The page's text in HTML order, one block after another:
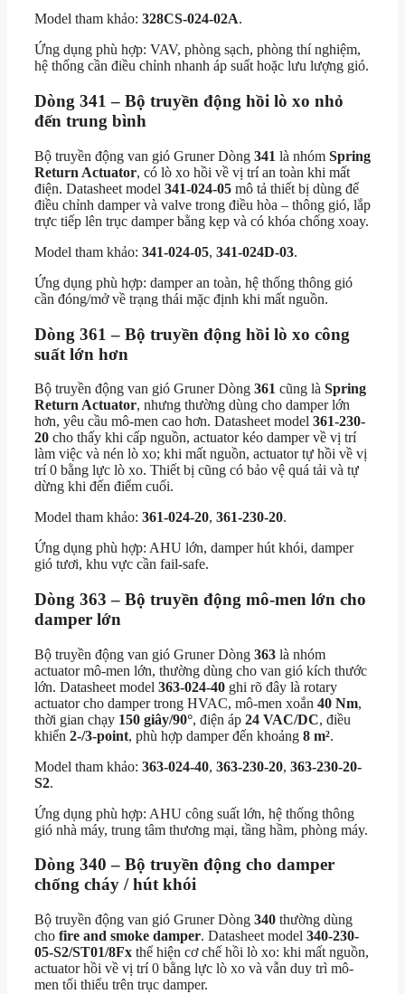
Model tham khảo: 328CS-024-02A.
Ứng dụng phù hợp: VAV, phòng sạch, phòng thí nghiệm,
hệ thống cần điều chỉnh nhanh áp suất hoặc lưu lượng gió.
Dòng 341 – Bộ truyền động hồi lò xo nhỏ
đến trung bình
Bộ truyền động van gió Gruner Dòng 341 là nhóm Spring
Return Actuator, có lò xo hồi về vị trí an toàn khi mất
điện. Datasheet model 341-024-05 mô tả thiết bị dùng để
điều chỉnh damper và valve trong điều hòa – thông gió, lắp
trực tiếp lên trục damper bằng kẹp và có khóa chống xoay.
Model tham khảo: 341-024-05, 341-024D-03.
Ứng dụng phù hợp: damper an toàn, hệ thống thông gió
cần đóng/mở về trạng thái mặc định khi mất nguồn.
Dòng 361 – Bộ truyền động hồi lò xo công
suất lớn hơn
Bộ truyền động van gió Gruner Dòng 361 cũng là Spring
Return Actuator, nhưng thường dùng cho damper lớn
hơn, yêu cầu mô-men cao hơn. Datasheet model 361-230-
20 cho thấy khi cấp nguồn, actuator kéo damper về vị trí
làm việc và nén lò xo; khi mất nguồn, actuator tự hồi về vị
trí 0 bằng lực lò xo. Thiết bị cũng có bảo vệ quá tải và tự
dừng khi đến điểm cuối.
Model tham khảo: 361-024-20, 361-230-20.
Ứng dụng phù hợp: AHU lớn, damper hút khói, damper
gió tươi, khu vực cần fail-safe.
Dòng 363 – Bộ truyền động mô-men lớn cho
damper lớn
Bộ truyền động van gió Gruner Dòng 363 là nhóm
actuator mô-men lớn, thường dùng cho van gió kích thước
lớn. Datasheet model 363-024-40 ghi rõ đây là rotary
actuator cho damper trong HVAC, mô-men xoắn 40 Nm,
thời gian chạy 150 giây/90°, điện áp 24 VAC/DC, điều
khiển 2-/3-point, phù hợp damper đến khoảng 8 m².
Model tham khảo: 363-024-40, 363-230-20, 363-230-20-
S2.
Ứng dụng phù hợp: AHU công suất lớn, hệ thống thông
gió nhà máy, trung tâm thương mại, tầng hầm, phòng máy.
Dòng 340 – Bộ truyền động cho damper
chống cháy / hút khói
Bộ truyền động van gió Gruner Dòng 340 thường dùng
cho fire and smoke damper. Datasheet model 340-230-
05-S2/ST01/8Fx thể hiện cơ chế hồi lò xo: khi mất nguồn,
actuator hồi về vị trí 0 bằng lực lò xo và vẫn duy trì mô-
men tối thiểu trên trục damper.